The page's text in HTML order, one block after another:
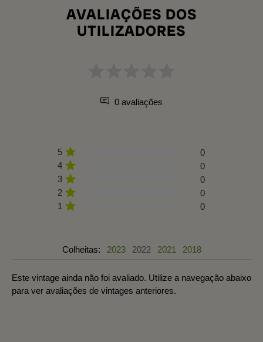
AVALIAÇÕES DOS
UTILIZADORES
0 avaliações
5
0
4
0
3
0
2
0
1
0
Colheitas: 2023 2022 2021 2018
Este vintage ainda não foi avaliado. Utilize a navegação abaixo
para ver avaliações de vintages anteriores.